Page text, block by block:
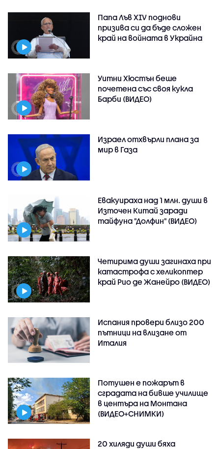
Папа Лъв XIV поднови
призива си да бъде сложен
край на войната в Украйна
Уитни Хюстън беше
почетена със своя кукла
Барби (ВИДЕО)
Израел отхвърли плана за
мир в Газа
Евакуираха над 1 млн. души в
Източен Китай заради
тайфуна "Долфин" (ВИДЕО)
Четирима души загинаха при
катастрофа с хеликоптер
край Рио де Жанейро (ВИДЕО)
Испания провери близо 200
пътници на влизане от
Италия
Потушен е пожарът в
сградата на бивше училище
в центъра на Монтана
(ВИДЕО+СНИМКИ)
20 хиляди души бяха